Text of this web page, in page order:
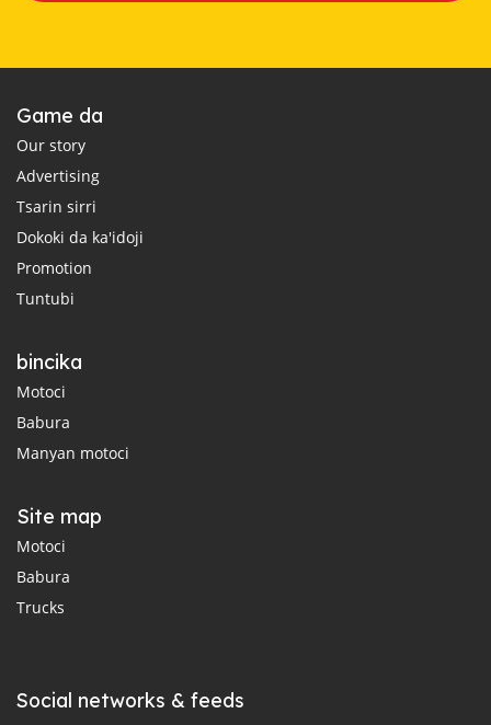
Game da
Our story
Advertising
Tsarin sirri
Dokoki da ka'idoji
Promotion
Tuntubi
bincika
Motoci
Babura
Manyan motoci
Site map
Motoci
Babura
Trucks
Social networks & feeds